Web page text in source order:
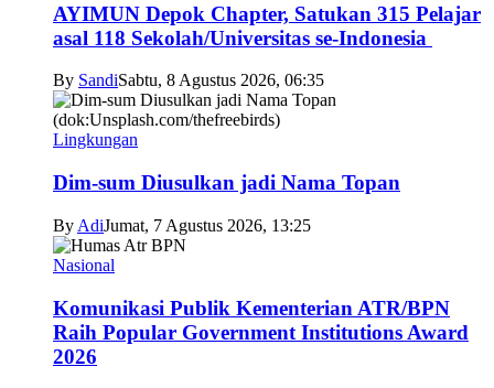
AYIMUN Depok Chapter, Satukan 315 Pelajar
asal 118 Sekolah/Universitas se-Indonesia
By SandiSabtu, 8 Agustus 2026, 06:35
Lingkungan
Dim-sum Diusulkan jadi Nama Topan
By AdiJumat, 7 Agustus 2026, 13:25
Nasional
Komunikasi Publik Kementerian ATR/BPN
Raih Popular Government Institutions Award
2026